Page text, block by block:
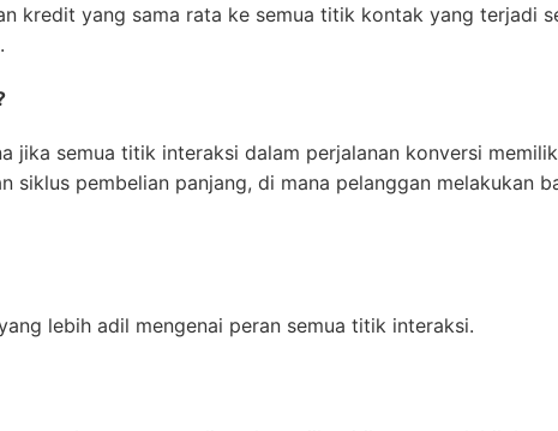
kredit yang sama rata ke semua titik kontak yang terjadi
jika semua titik interaksi dalam perjalanan konversi
siklus pembelian panjang, di mana pelanggan melakukan
lebih adil mengenai peran semua titik interaksi.